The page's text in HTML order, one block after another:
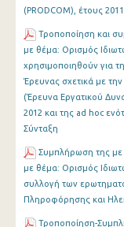
(PRODCOM), έτους 2011
Τροποποίηση και
με θέμα: Ορισμός
χρησιμοποιηθούν για
Έρευνας σχετικά με
(Έρευνα Εργατικού
2012 και της ad hoc
Σύνταξη
Συμπλήρωση της με
με θέμα: Ορισμός
συλλογή των
Πληροφόρησης και
Τροποποίηση-